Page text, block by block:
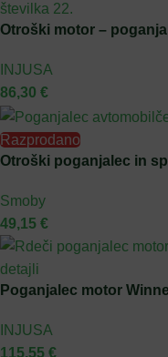
Otroški motor –
INJUSA
86,30 €
Razprodano
Otroški poganjalec in
Smoby
49,15 €
Poganjalec motor
INJUSA
115,55 €